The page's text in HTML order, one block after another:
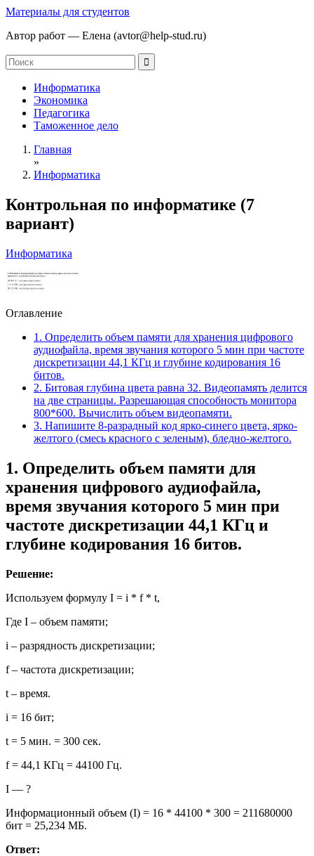
Материалы для студентов
Автор работ — Елена (avtor@help-stud.ru)
Информатика
Экономика
Педагогика
Таможенное дело
Главная
»
Информатика
Контрольная по информатике (7
вариант)
Информатика
Оглавление
1. Определить объем памяти для хранения цифрового
аудиофайла, время звучания которого 5 мин при частоте
дискретизации 44,1 КГц и глубине кодирования 16
битов.
2. Битовая глубина цвета равна 32. Видеопамять делится
на две страницы. Разрешающая способность монитора
800*600. Вычислить объем видеопамяти.
3. Напишите 8-разрадный код ярко-синего цвета, ярко-
желтого (смесь красного с зеленым), бледно-желтого.
1. Определить объем памяти для
хранения цифрового аудиофайла,
время звучания которого 5 мин при
частоте дискретизации 44,1 КГц и
глубине кодирования 16 битов.
Решение:
Используем формулу I = i * f * t,
Где I – объем памяти;
i – разрядность дискретизации;
f – частота дискретизации;
t – время.
i = 16 бит;
t = 5 мин. = 300 сек.
f = 44,1 КГц = 44100 Гц.
I — ?
Информационный объем (I) = 16 * 44100 * 300 = 211680000
бит = 25,234 МБ.
Ответ: